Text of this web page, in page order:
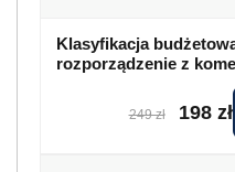
Klasyfikacja
rozporządzenie z
249 zł 198 zł